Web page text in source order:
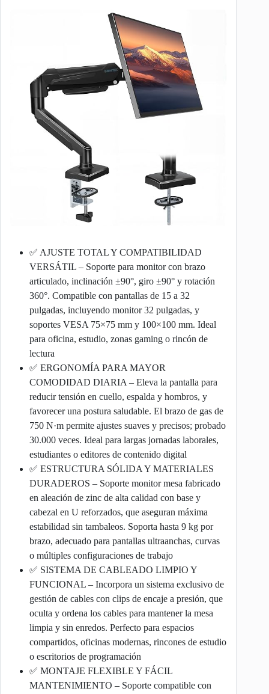
✅ AJUSTE TOTAL Y COMPATIBILIDAD
VERSÁTIL – Soporte para monitor con brazo
articulado, inclinación ±90°, giro ±90° y rotación
360°. Compatible con pantallas de 15 a 32
pulgadas, incluyendo monitor 32 pulgadas, y
soportes VESA 75×75 mm y 100×100 mm. Ideal
para oficina, estudio, zonas gaming o rincón de
lectura
✅ ERGONOMÍA PARA MAYOR
COMODIDAD DIARIA – Eleva la pantalla para
reducir tensión en cuello, espalda y hombros, y
favorecer una postura saludable. El brazo de gas de
750 N·m permite ajustes suaves y precisos; probado
30.000 veces. Ideal para largas jornadas laborales,
estudiantes o editores de contenido digital
✅ ESTRUCTURA SÓLIDA Y MATERIALES
DURADEROS – Soporte monitor mesa fabricado
en aleación de zinc de alta calidad con base y
cabezal en U reforzados, que aseguran máxima
estabilidad sin tambaleos. Soporta hasta 9 kg por
brazo, adecuado para pantallas ultraanchas, curvas
o múltiples configuraciones de trabajo
✅ SISTEMA DE CABLEADO LIMPIO Y
FUNCIONAL – Incorpora un sistema exclusivo de
gestión de cables con clips de encaje a presión, que
oculta y ordena los cables para mantener la mesa
limpia y sin enredos. Perfecto para espacios
compartidos, oficinas modernas, rincones de estudio
o escritorios de programación
✅ MONTAJE FLEXIBLE Y FÁCIL
MANTENIMIENTO – Soporte compatible con